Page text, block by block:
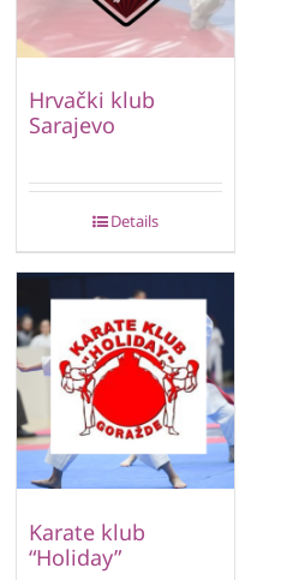
Hrvački klub
Sarajevo
Details
Karate klub
“Holiday”